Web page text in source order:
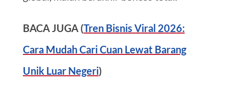
BACA JUGA (Tren Bisnis Viral 2026:
Cara Mudah Cari Cuan Lewat Barang
Unik Luar Negeri)